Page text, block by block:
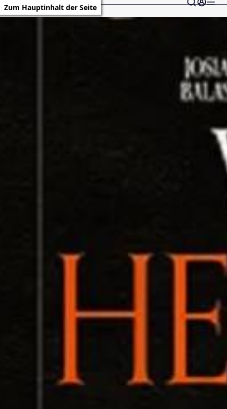
Zum Hauptinhalt der Seite